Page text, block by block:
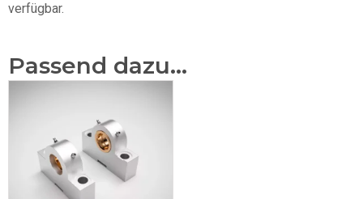
verfügbar.
Passend dazu...